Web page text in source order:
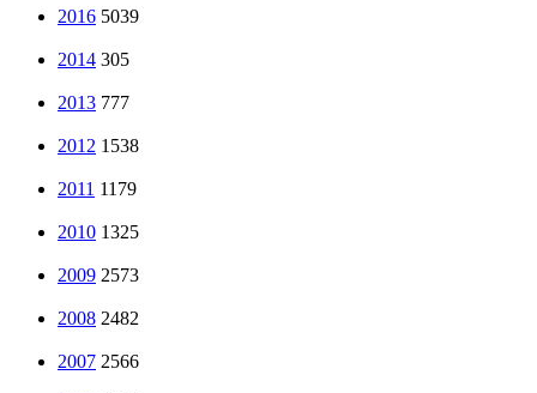
2016 5039
2014 305
2013 777
2012 1538
2011 1179
2010 1325
2009 2573
2008 2482
2007 2566